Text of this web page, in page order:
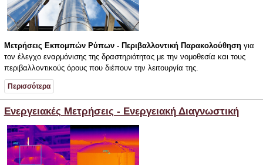
Μετρήσεις Εκπομπών Ρύπων - Περιβαλλοντική Παρακολούθησηγια
τον έλεγχο εναρμόνισης της δραστηριότητας με την νομοθεσία και τους
περιβαλλοντικούς όρους που διέπουν την λειτουργία της.
Περισσότερα
Ενεργειακές Μετρήσεις - Ενεργειακή Διαγνωστική